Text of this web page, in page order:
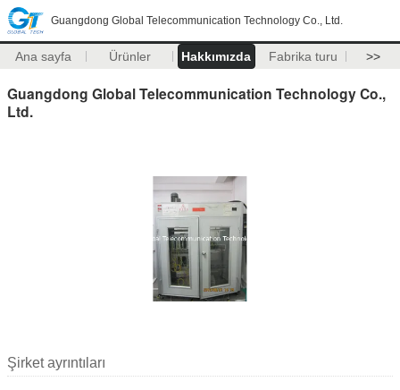
Guangdong Global Telecommunication Technology Co., Ltd.
Ana sayfa Ürünler Hakkımızda Fabrika turu >>
Guangdong Global Telecommunication Technology Co.,
Ltd.
Şirket ayrıntıları